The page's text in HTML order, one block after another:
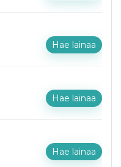
Hae lainaa
Hae lainaa
Hae lainaa